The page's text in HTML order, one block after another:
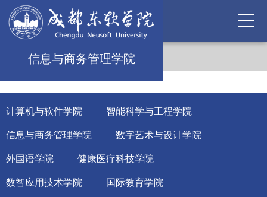
信息与商务管理学院
计算机与软件学院 智能科学与工程学院
信息与商务管理学院 数字艺术与设计学院
外国语学院 健康医疗科技学院
数智应用技术学院 国际教育学院